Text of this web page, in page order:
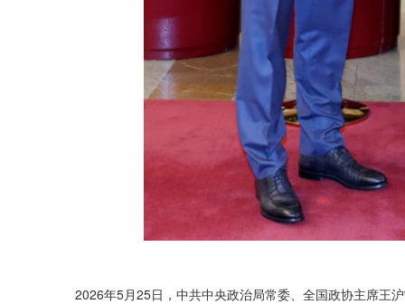
2026年5月25日，中共中央政治局常委、全国政协主席王